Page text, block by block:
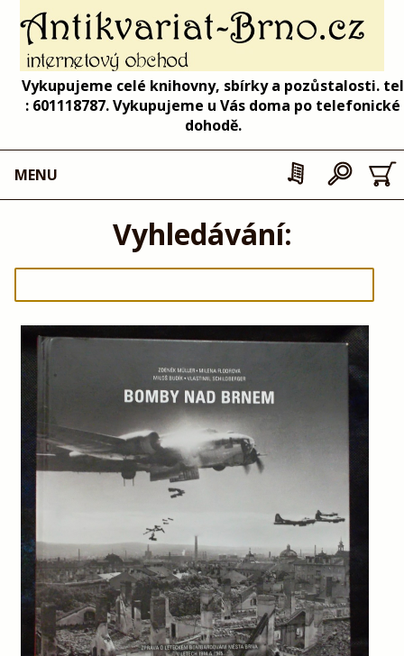
Vykupujeme celé knihovny, sbírky a pozůstalosti. tel
: 601118787. Vykupujeme u Vás doma po telefonické
dohodě.
MENU
Vyhledávání: